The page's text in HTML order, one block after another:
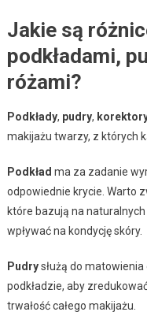
Jakie są
podkładami,
różami?
Podkłady, pudry,
makijażu twarzy, z których
Podkład ma za zadanie
odpowiednie krycie. Warto
które bazują na
wpływać na kondycję skóry.
Pudrysłużą do matowienia
podkładzie, aby
trwałość całego makijażu.